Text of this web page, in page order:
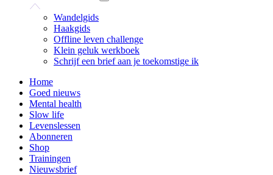
Wandelgids
Haakgids
Offline leven challenge
Klein geluk werkboek
Schrijf een brief aan je toekomstige ik
Home
Goed nieuws
Mental health
Slow life
Levenslessen
Abonneren
Shop
Trainingen
Nieuwsbrief